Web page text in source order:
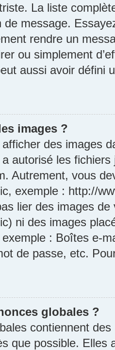
La liste
de message.
rendre un
ou simplement
aussi avoir défini
images ?
des images
a autorisé les
Autrement, vous
exemple : http://
lier des images
ni des images
exemple : Boîtes e-
de passe, etc.
globales ?
contiennent
que possible. Elles